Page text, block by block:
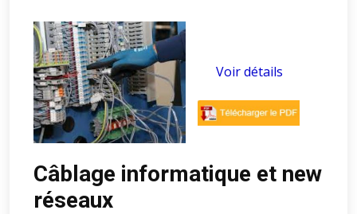
Voir détails
Câblage informatique et new
réseaux